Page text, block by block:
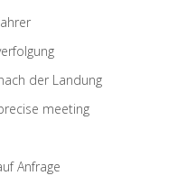
der Landung
meeting
Anfrage